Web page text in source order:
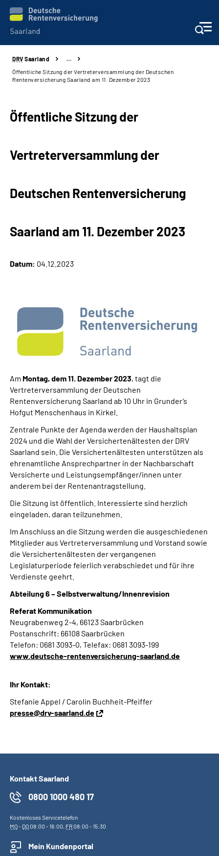
Aktuelles
Kontakt und Beratung
Über uns
Online-Services
Suche
Mein Kundenportal
DRV Saarland
…
Öffentliche Sitzung der Vertreterversammlung der Deutschen
Rentenversicherung Saarland am 11. Dezember 2023
Öffentliche Sitzung der
Vertreterversammlung der
Deutschen Rentenversicherung
Saarland am 11. Dezember 2023
Datum: 04.12.2023
Am Montag, dem 11. Dezember 2023, tagt die
Vertreterversammlung der Deutschen
Rentenversicherung Saarland ab 10 Uhr in Grunder’s
Hofgut Menschenhaus in Kirkel.
Zentrale Punkte der Agenda werden der Haushaltsplan
2024 und die Wahl der Versichertenältesten der DRV
Saarland sein. Die Versichertenältesten unterstützen als
ehrenamtliche Ansprechpartner in der Nachbarschaft
Versicherte und Leistungsempfänger/innen unter
anderem bei der Rentenantragstellung.
Die Sitzung ist öffentlich. Interessierte sind herzlich
eingeladen, daran teilzunehmen.
Im Anschluss an die Sitzung werden die ausgeschiedenen
Mitglieder aus Vertreterversammlung und Vorstand sowie
die Versichertenältesten der vergangenen
Legislaturperiode feierlich verabschiedet und für ihre
Verdienste geehrt.
Abteilung 6 – Selbstverwaltung/Innenrevision
Referat Kommunikation
Neugrabenweg 2-4, 66123 Saarbrücken
Postanschrift: 66108 Saarbrücken
Telefon: 0681 3093-0, Telefax: 0681 3093-199
www.deutsche-rentenversicherung-saarland.de
Ihr Kontakt:
Stefanie Appel / Carolin Buchheit-Pfeiffer
presse@drv-saarland.de
Kontakt Saarland
0800 1000 480 17
Kostenloses Servicetelefon
MO- DO08:00 - 16:00, FR08:00 - 15:30
Mein Kundenportal